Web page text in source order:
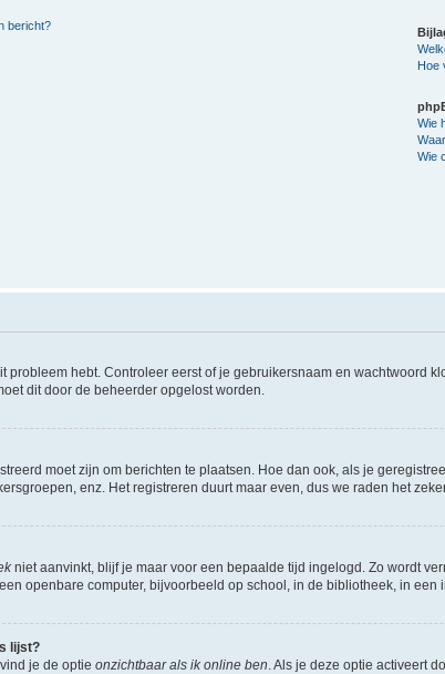
bericht?
Hoe
Wie
Wie
hebt. Controleer eerst of je gebruikersnaam en wachtwoord
dit door de beheerder opgelost worden.
moet zijn om berichten te plaatsen. Hoe dan ook, als je
enz. Het registreren duurt maar even, dus we raden het
niet aanvinkt, blijf je maar voor een bepaalde tijd ingelogd. Zo wordt
openbare computer, bijvoorbeeld op school, in de bibliotheek, in
lijst?
je de optie onzichtbaar als ik online ben. Als je deze optie activeert